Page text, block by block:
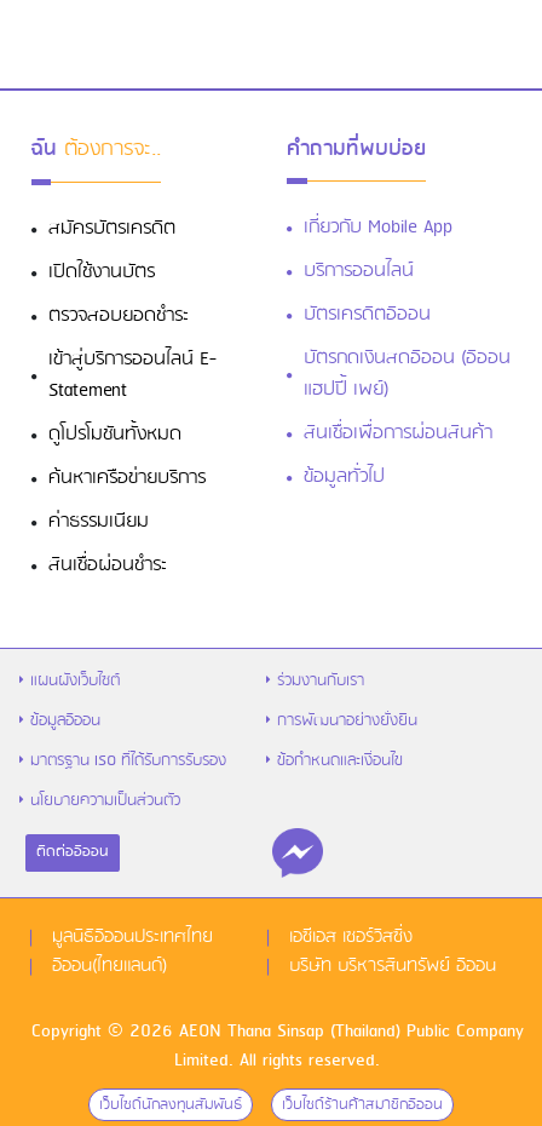
เครื่องเอาไว้
ฉัน ต้องการจะ..
สมัครบัตรเครดิต
เปิดใช้งานบัตร
ตรวจสอบยอดชำระ
เข้าสู่บริการออนไลน์ E-
Statement
ดูโปรโมชันทั้งหมด
ค้นหาเครือข่ายบริการ
ค่าธรรมเนียม
สินเชื่อผ่อนชำระ
คำถามที่พบบ่อย
เกี่ยวกับ Mobile App
บริการออนไลน์
บัตรเครดิตอิออน
บัตรกดเงินสดอิออน (อิออน
แฮปปี้ เพย์)
สินเชื่อเพื่อการผ่อนสินค้า
ข้อมูลทั่วไป
แผนผังเว็บไซต์
ร่วมงานกับเรา
ข้อมูลอิออน
การพัฒนาอย่างยั่งยืน
มาตรฐาน ISO ที่ได้รับการรับรอง
ข้อกำหนดและเงื่อนไข
นโยบายความเป็นส่วนตัว
ติดต่ออิออน
มูลนิธิอิออนประเทศไทย
เอซีเอส เซอร์วิสซิ่ง
อิออน(ไทยแลนด์)
บริษัท บริหารสินทรัพย์ อิออน
Copyright © 2026 AEON Thana Sinsap (Thailand) Public Company
Limited. All rights reserved.
เว็บไซด์นักลงทุนสัมพันธ์ เว็บไซด์ร้านค้าสมาชิกอิออน